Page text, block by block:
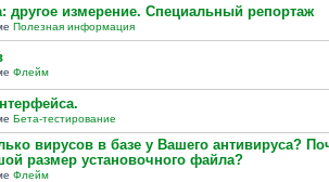
другое измерение. Специальный репортаж
Полезная информация
Флейм
Бета-тестирование
вирусов в базе у Вашего антивируса?
размер установочного файла?
Флейм